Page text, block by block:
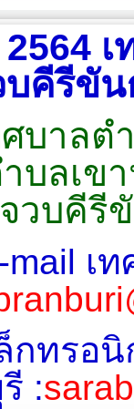
บคีรีขั
บาลต
บลเข
วบคีรี
mail เ
กทรอนิ
: